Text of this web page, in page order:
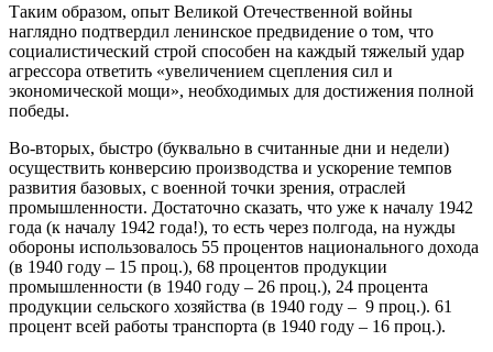
Таким образом, опыт Великой Отечественной войны
наглядно подтвердил ленинское предвидение о том, что
социалистический строй способен на каждый тяжелый удар
агрессора ответить «увеличением сцепления сил и
экономической мощи», необходимых для достижения полной
победы.
Во-вторых, быстро (буквально в считанные дни и недели)
осуществить конверсию производства и ускорение темпов
развития базовых, с военной точки зрения, отраслей
промышленности. Достаточно сказать, что уже к началу 1942
года (к началу 1942 года!), то есть через полгода, на нужды
обороны использовалось 55 процентов национального дохода
(в 1940 году – 15 проц.), 68 процентов продукции
промышленности (в 1940 году – 26 проц.), 24 процента
продукции сельского хозяйства (в 1940 году – 9 проц.). 61
процент всей работы транспорта (в 1940 году – 16 проц.).